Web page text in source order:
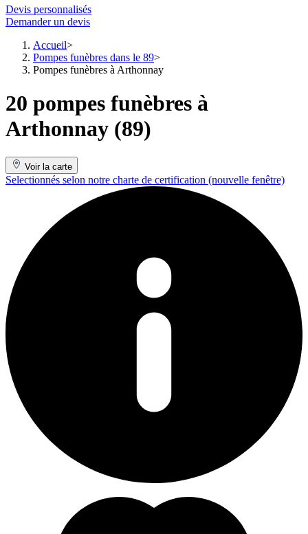
Devis personnalisés
Demander un devis
Accueil
Pompes funèbres dans le 89
Pompes funèbres à Arthonnay
20 pompes funèbres à
Arthonnay (89)
Voir la carte
Selectionnés selon notre charte de certification (nouvelle fenêtre)